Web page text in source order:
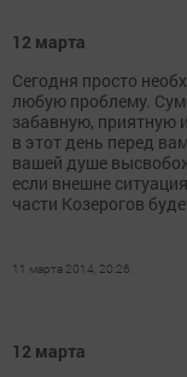
12 марта
Сегодня просто
любую проблему.
забавную, приятную
в этот день перед
вашей душе
если внешне
части Козерогов
11 марта 2014, 20:26
12 марта